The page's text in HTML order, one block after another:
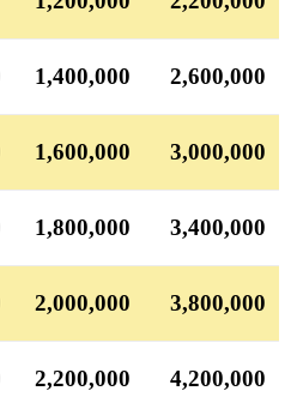
1,400,000 2,600,000
1,600,000 3,000,000
1,800,000 3,400,000
2,000,000 3,800,000
2,200,000 4,200,000